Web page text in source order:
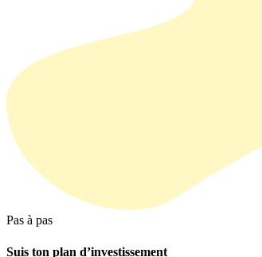
Pas à pas
Suis ton plan d’investissement